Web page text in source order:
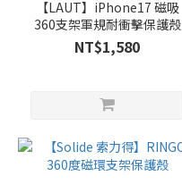
【LAUT】iPhone17 磁吸
360支架軍規耐衝擊保護殼
NT$1,580